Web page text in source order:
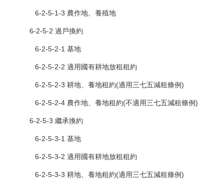
6-2-5-1-3 農作地、養殖地
6-2-5-2 過戶換約
6-2-5-2-1 基地
6-2-5-2-2 適用國有耕地放租租約
6-2-5-2-3 耕地、養地租約(適用三七五減租條例)
6-2-5-2-4 農作地、養地租約(不適用三七五減租條例)
6-2-5-3 繼承換約
6-2-5-3-1 基地
6-2-5-3-2 適用國有耕地放租租約
6-2-5-3-3 耕地、養地租約(適用三七五減租條例)